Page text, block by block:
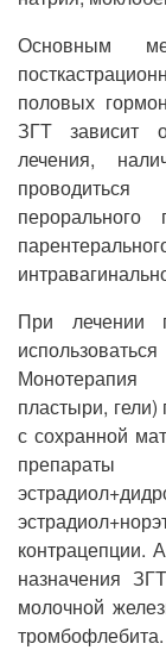
Основным
половых
ЗГТ зависит
лечения,
При лечении
Монотерапия
пластыри,
с сохранной
препараты
контрацепции.
назначения
молочной
тромбофлебита.